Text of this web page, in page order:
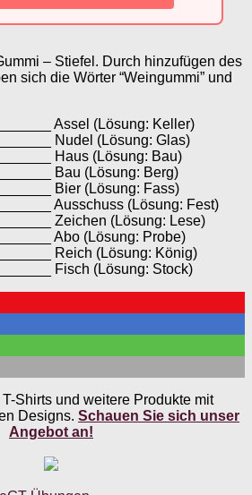
– Stiefel. Durch hinzufügen des
sich die Wörter “Weingummi” und
Assel (Lösung: Keller)
Nudel (Lösung: Glas)
Haus (Lösung: Bau)
Bau (Lösung: Berg)
Bier (Lösung: Fass)
Ausschuss (Lösung: Fest)
Zeichen (Lösung: Lese)
Abo (Lösung: Probe)
Reich (Lösung: König)
Fisch (Lösung: Stock)
Shirts und weitere Produkte mit
Designs. Schauen Sie sich unser
Angebot an!